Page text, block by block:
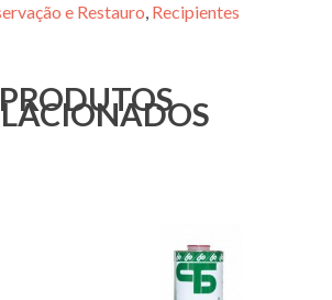
e Restauro, Recipientes